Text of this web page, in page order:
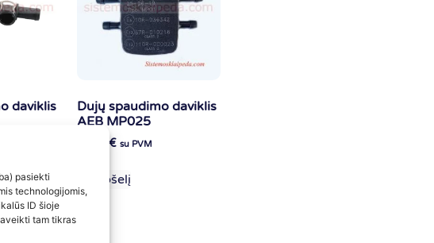
pasiekti
technologijomis,
ID šioje
tam tikras
daviklis
Dujų spaudimo daviklis
AEB MP025
€ su PVM
Į krepšelį